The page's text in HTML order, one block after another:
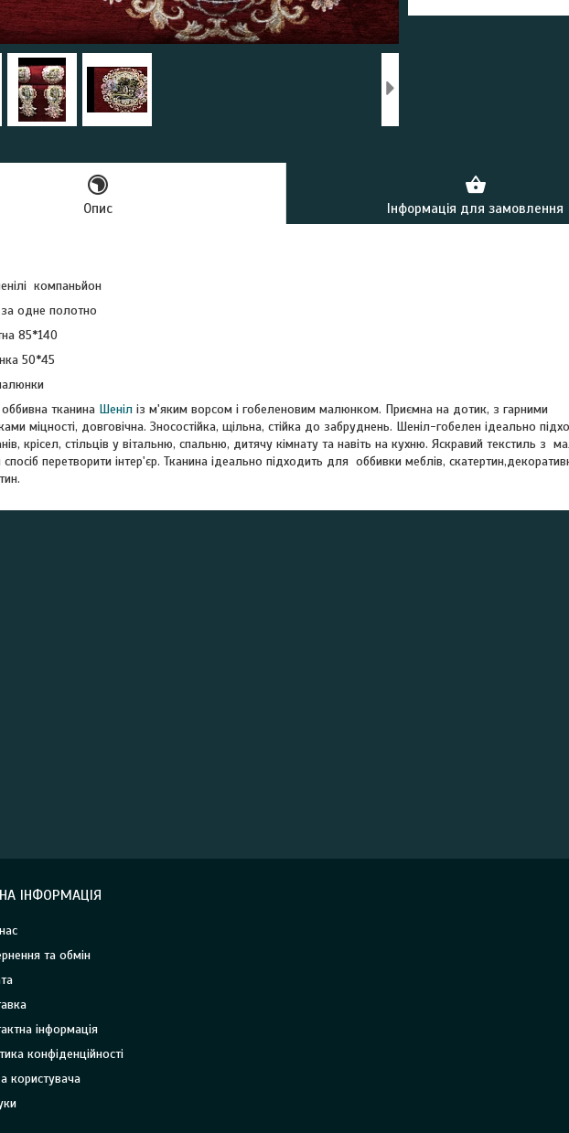
Опис Інформація для замовлення
компаньйон
за одне полотно
85*140
50*45
тканина Шеніл із м'яким ворсом і гобеленовим малюнком. Приємна на дотик, з гарними
міцності, довговічна. Зносостійка, щільна, стійка до забруднень. Шеніл-гобелен ідеально
крісел, стільців у вітальню, спальню, дитячу кімнату та навіть на кухню. Яскравий текстиль з
спосіб перетворити інтер'єр. Тканина ідеально підходить для оббивки меблів,
ІНФОРМАЦІЯ
та обмін
інформація
конфіденційності
користувача